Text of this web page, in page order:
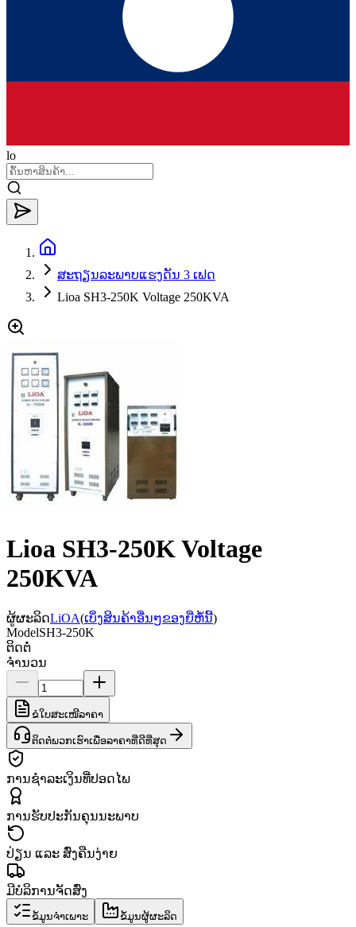
lo
ສະຖຽນລະພາບແຮງດັນ 3 ເຟດ
Lioa SH3-250K Voltage 250KVA
Lioa SH3-250K Voltage
250KVA
ຜູ້ຜະລິດLiOA(ເບິ່ງສິນຄ້າອື່ນໆຂອງຍີ່ຫໍ້ນີ້)
ModelSH3-250K
ຕິດຕໍ່
ຈຳນວນ
ຂໍໃບສະເໜີລາຄາ
ຕິດຕໍ່ພວກເຮົາເພື່ອລາຄາທີ່ດີທີ່ສຸດ
ການຊຳລະເງິນທີ່ປອດໄພ
ການຮັບປະກັນຄຸນນະພາບ
ປ່ຽນ ແລະ ສົ່ງຄືນງ່າຍ
ມີບໍລິການຈັດສົ່ງ
ຂໍ້ມູນຈຳເພາະ ຂໍ້ມູນຜູ້ຜະລິດ